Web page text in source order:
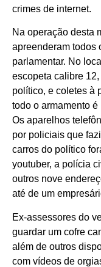
crimes de internet.
Na operação desta
apreenderam todos
parlamentar. No
escopeta calibre
político, e coletes à
todo o armamento
Os aparelhos
por policiais que
carros do político
youtuber, a polícia
outros nove
até de um
Ex-assessores do
guardar um cofre
além de outros
com vídeos de